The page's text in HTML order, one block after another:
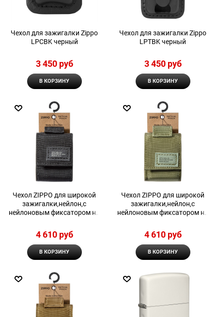
Чехол для зажигалки Zippo
LPCBK черный
3 450 руб
В КОРЗИНУ
Чехол для зажигалки Zippo
LPTBK черный
3 450 руб
В КОРЗИНУ
Чехол ZIPPO для широкой
зажигалки,нейлон,с
нейлоновым фиксатором на
4 610 руб
В КОРЗИНУ
Чехол ZIPPO для широкой
зажигалки,нейлон,с
нейлоновым фиксатором на
4 610 руб
В КОРЗИНУ